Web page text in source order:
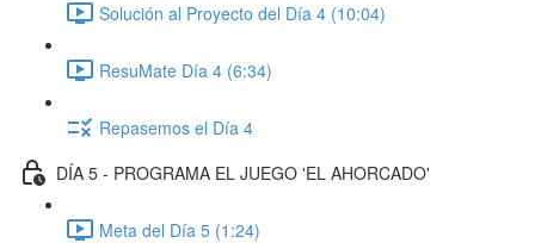
Solución al Proyecto del Día 4 (10:04)
ResuMate Día 4 (6:34)
Repasemos el Día 4
DÍA 5 - PROGRAMA EL JUEGO 'EL AHORCADO'
Meta del Día 5 (1:24)